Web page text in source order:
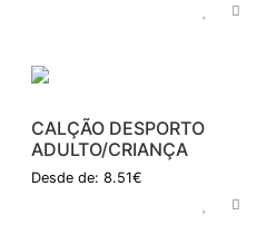
CALÇÃO DESPORTO
ADULTO/CRIANÇA
Desde de: 8.51€